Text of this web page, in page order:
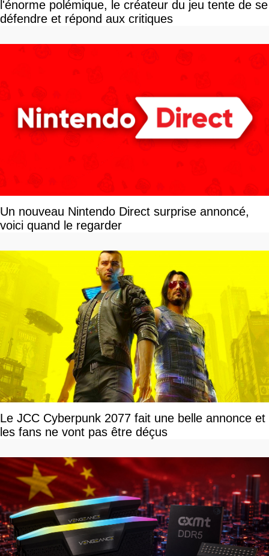
l'énorme polémique, le créateur du jeu tente de se
défendre et répond aux critiques
Un nouveau Nintendo Direct surprise annoncé,
voici quand le regarder
Le JCC Cyberpunk 2077 fait une belle annonce et
les fans ne vont pas être déçus